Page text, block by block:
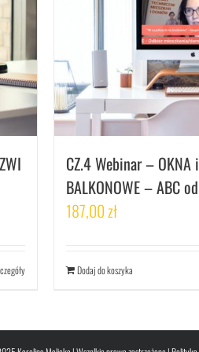
CZ.4 Webinar – OKNA
BALKONOWE – ABC
187,00zł
Dodaj do koszyka